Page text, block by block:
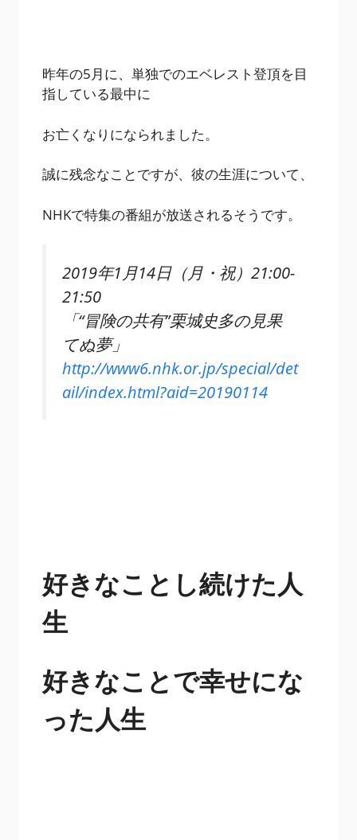
昨年の5月に、単独でのエベレスト登頂を目
指している最中に
お亡くなりになられました。
誠に残念なことですが、彼の生涯について、
NHKで特集の番組が放送されるそうです。
2019年1月14日（月・祝）21:00-
21:50
「“冒険の共有”栗城史多の見果
てぬ夢」
http://www6.nhk.or.jp/special/det
ail/index.html?aid=20190114
好きなことし続けた人
生
好きなことで幸せにな
った人生